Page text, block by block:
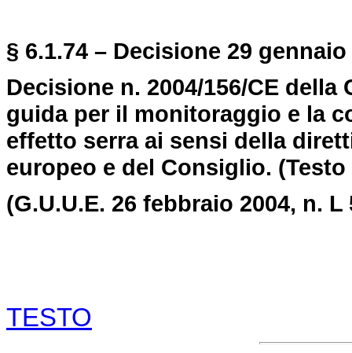
§ 6.1.74 – Decisione 29
Decisione n. 2004/156/CE
guida per il monitoraggio e la
effetto serra ai sensi della
europeo e del Consiglio.
(G.U.U.E. 26 febbraio 2004, n. L
TESTO